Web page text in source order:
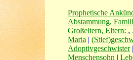
Prophetische
Abstammung,
Großeltern, Eltern: ,
Maria |
Adoptivgeschwister|
Menschensohn |